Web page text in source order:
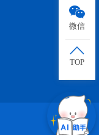
微信
TOP